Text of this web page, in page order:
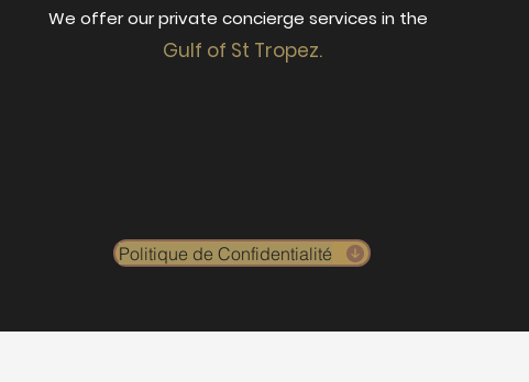
We offer our private concierge services in the
Gulf of St Tropez.
Politique de Confidentialité